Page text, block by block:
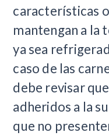
características
mantengan a la
ya sea
caso de las
debe revisar
adheridos a la
que no